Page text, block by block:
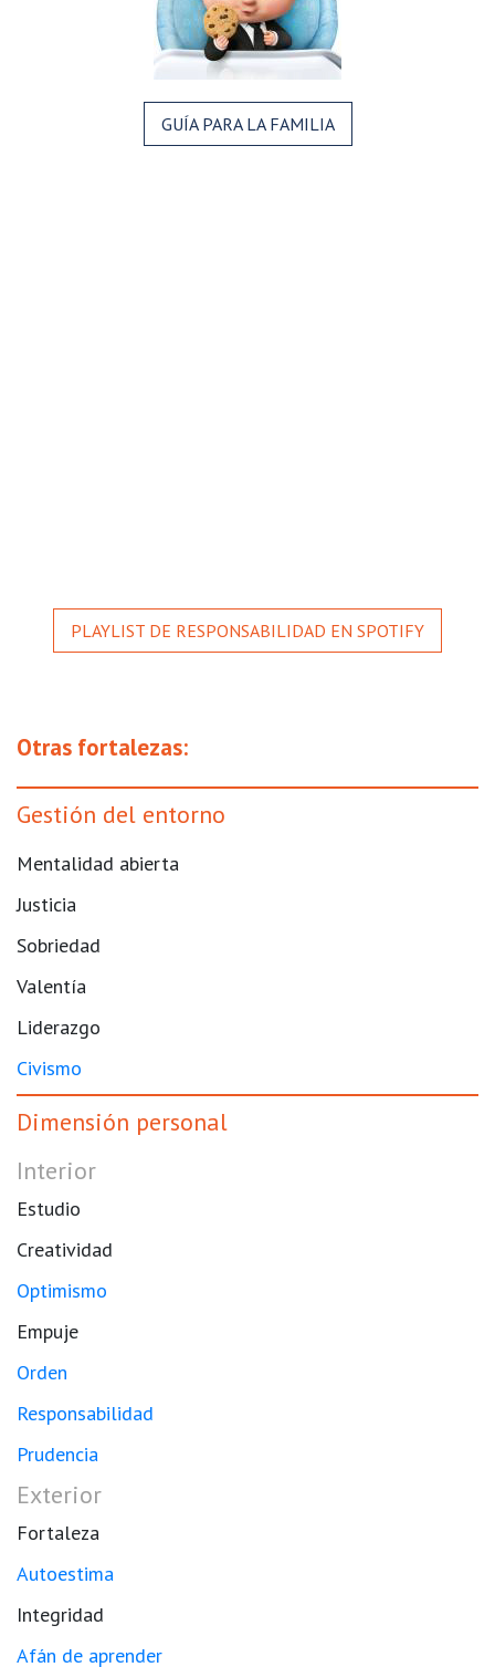
GUÍA PARA LA FAMILIA
PLAYLIST DE RESPONSABILIDAD EN SPOTIFY
Otras fortalezas:
Gestión del entorno
Mentalidad abierta
Justicia
Sobriedad
Valentía
Liderazgo
Civismo
Dimensión personal
Interior
Estudio
Creatividad
Optimismo
Empuje
Orden
Responsabilidad
Prudencia
Exterior
Fortaleza
Autoestima
Integridad
Afán de aprender